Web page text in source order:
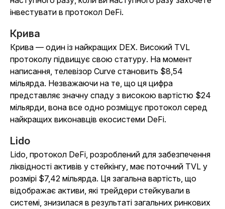
інвестувати в протокол DeFi.
Крива
Крива — один із найкращих DEX. Високий TVL
протоколу підвищує свою статуру. На момент
написання, телевізор Curve становить $8,54
мільярда. Незважаючи на те, що ця цифра
представляє значну спаду з високою вартістю $24
мільярди, вона все одно розміщує протокол серед
найкращих виконавців екосистеми DeFi.
Lido
Lido, протокол DeFi, розроблений для забезпечення
ліквідності активів у стейкінгу, має поточний TVL у
розмірі $7,42 мільярда. Ця загальна вартість, що
відображає активи, які трейдери стейкували в
системі, знизилася в результаті загальних ринкових